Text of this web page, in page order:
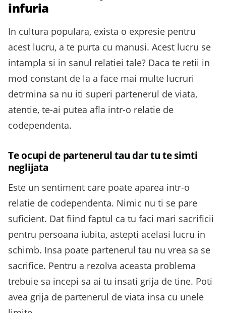
infuria
In cultura populara, exista o expresie pentru
acest lucru, a te purta cu manusi. Acest lucru se
intampla si in sanul relatiei tale? Daca te retii in
mod constant de la a face mai multe lucruri
detrmina sa nu iti superi partenerul de viata,
atentie, te-ai putea afla intr-o relatie de
codependenta.
Te ocupi de partenerul tau dar tu te simti
neglijata
Este un sentiment care poate aparea intr-o
relatie de codependenta. Nimic nu ti se pare
suficient. Dat fiind faptul ca tu faci mari sacrificii
pentru persoana iubita, astepti acelasi lucru in
schimb. Insa poate partenerul tau nu vrea sa se
sacrifice. Pentru a rezolva aceasta problema
trebuie sa incepi sa ai tu insati grija de tine. Poti
avea grija de partenerul de viata insa cu unele